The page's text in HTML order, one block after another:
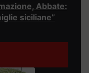
Abbate:
siciliane”